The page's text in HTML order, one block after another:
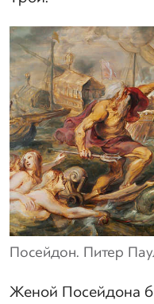
Посейдон. Питер
Женой Посейдона